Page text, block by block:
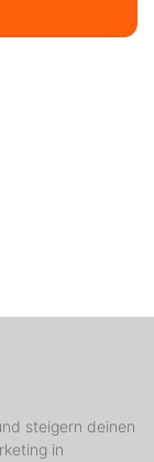
steigern deinen
in